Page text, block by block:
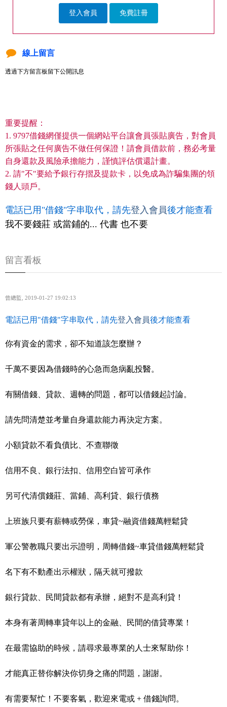
登入會員 免費註冊
線上留言
透過下方留言板留下公開訊息
重要提醒：
1. 9797借錢網僅提供一個網站平台讓會員張貼廣告，對會員
所張貼之任何廣告不做任何保證！請會員借款前，務必考量
自身還款及風險承擔能力，謹慎評估償還計畫。
2. 請"不"要給予銀行存摺及提款卡，以免成為詐騙集團的領
錢人頭戶。
電話已用"借錢"字串取代，請先登入會員後才能查看
我不要錢莊 或當鋪的... 代書 也不要
留言看板
曾總監 2019-01-27 19:02:13
電話已用"借錢"字串取代，請先登入會員後才能查看
你有資金的需求，卻不知道該怎麼辦？
千萬不要因為借錢時的心急而急病亂投醫。
有關借錢、貸款、週轉的問題，都可以借錢起討論。
請先問清楚並考量自身還款能力再決定方案。
小額貸款不看負債比、不查聯徵
信用不良、銀行法扣、信用空白皆可承作
另可代清償錢莊、當鋪、高利貸、銀行債務
上班族只要有薪轉或勞保，車貸~融資借錢萬輕鬆貸
軍公警教職只要出示證明，周轉借錢~車貸借錢萬輕鬆貸
名下有不動產出示權狀，隔天就可撥款
銀行貸款、民間貸款都有承辦，絕對不是高利貸！
本身有著周轉車貸年以上的金融、民間的借貸專業！
在最需協助的時候，請尋求最專業的人士來幫助你！
才能真正替你解決你切身之痛的問題，謝謝。
有需要幫忙！不要客氣，歡迎來電或 + 借錢詢問。